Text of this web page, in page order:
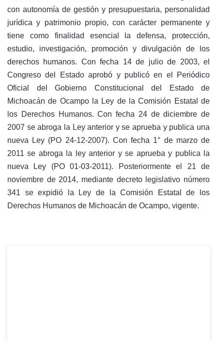
con autonomía de gestión y presupuestaria, personalidad
jurídica y patrimonio propio, con carácter permanente y
tiene como finalidad esencial la defensa, protección,
estudio, investigación, promoción y divulgación de los
derechos humanos. Con fecha 14 de julio de 2003, el
Congreso del Estado aprobó y publicó en el Periódico
Oficial del Gobierno Constitucional del Estado de
Michoacán de Ocampo la Ley de la Comisión Estatal de
los Derechos Humanos. Con fecha 24 de diciembre de
2007 se abroga la Ley anterior y se aprueba y publica una
nueva Ley (PO 24-12-2007). Con fecha 1° de marzo de
2011 se abroga la ley anterior y se aprueba y publica la
nueva Ley (PO 01-03-2011). Posteriormente el 21 de
noviembre de 2014, mediante decreto legislativo número
341 se expidió la Ley de la Comisión Estatal de los
Derechos Humanos de Michoacán de Ocampo, vigente.